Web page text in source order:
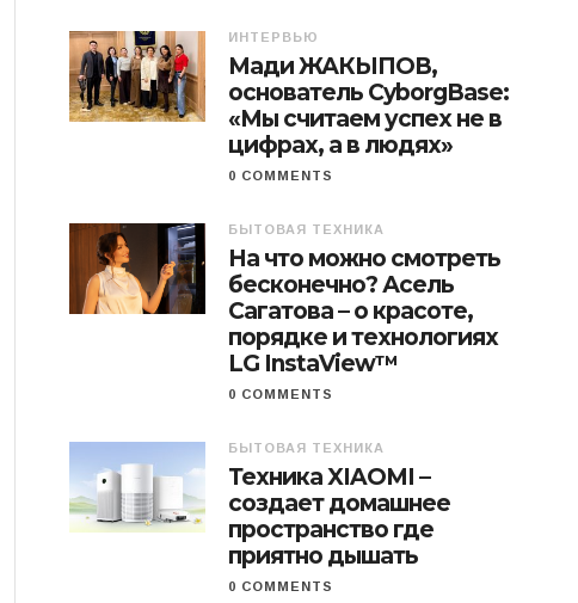
ИНТЕРВЬЮ
Мади ЖАКЫПОВ,
основатель CyborgBase:
«Мы считаем успех не в
цифрах, а в людях»
0 COMMENTS
БЫТОВАЯ ТЕХНИКА
На что можно смотреть
бесконечно? Асель
Сагатова – о красоте,
порядке и технологиях
LG InstaView™
0 COMMENTS
БЫТОВАЯ ТЕХНИКА
Техника XIAOMI –
создает домашнее
пространство где
приятно дышать
0 COMMENTS